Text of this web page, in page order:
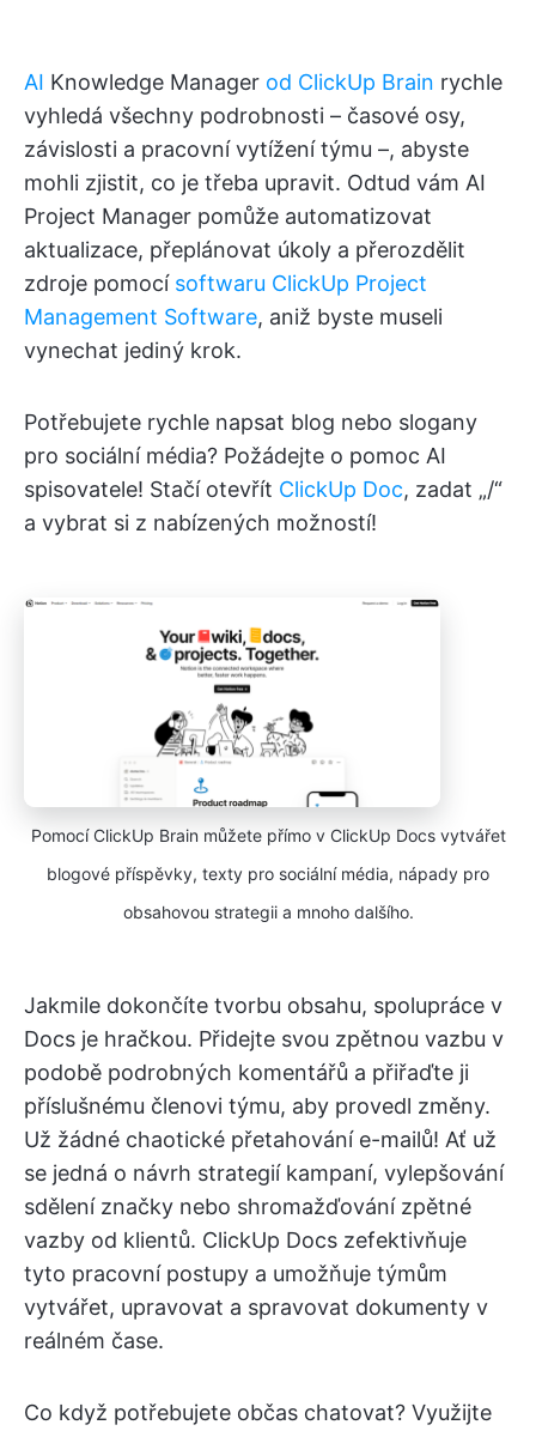
AI Knowledge Manager od ClickUp Brain rychle
vyhledá všechny podrobnosti – časové osy,
závislosti a pracovní vytížení týmu –, abyste
mohli zjistit, co je třeba upravit. Odtud vám AI
Project Manager pomůže automatizovat
aktualizace, přeplánovat úkoly a přerozdělit
zdroje pomocí softwaru ClickUp Project
Management Software, aniž byste museli
vynechat jediný krok.
Potřebujete rychle napsat blog nebo slogany
pro sociální média? Požádejte o pomoc AI
spisovatele! Stačí otevřít ClickUp Doc, zadat „/“
a vybrat si z nabízených možností!
Pomocí ClickUp Brain můžete přímo v ClickUp Docs vytvářet
blogové příspěvky, texty pro sociální média, nápady pro
obsahovou strategii a mnoho dalšího.
Jakmile dokončíte tvorbu obsahu, spolupráce v
Docs je hračkou. Přidejte svou zpětnou vazbu v
podobě podrobných komentářů a přiřaďte ji
příslušnému členovi týmu, aby provedl změny.
Už žádné chaotické přetahování e-mailů! Ať už
se jedná o návrh strategií kampaní, vylepšování
sdělení značky nebo shromažďování zpětné
vazby od klientů. ClickUp Docs zefektivňuje
tyto pracovní postupy a umožňuje týmům
vytvářet, upravovat a spravovat dokumenty v
reálném čase.
Co když potřebujete občas chatovat? Využijte